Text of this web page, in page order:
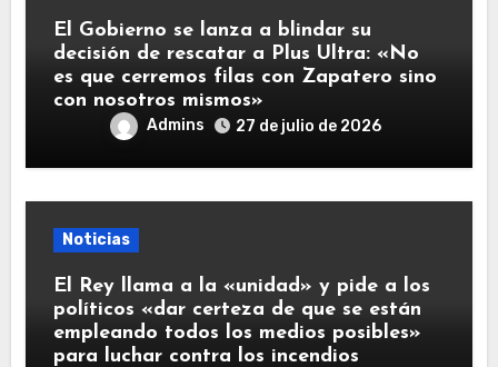
El Gobierno se lanza a blindar su
decisión de rescatar a Plus Ultra: «No
es que cerremos filas con Zapatero sino
con nosotros mismos»
Admins 27 de julio de 2026
Noticias
El Rey llama a la «unidad» y pide a los
políticos «dar certeza de que se están
empleando todos los medios posibles»
para luchar contra los incendios